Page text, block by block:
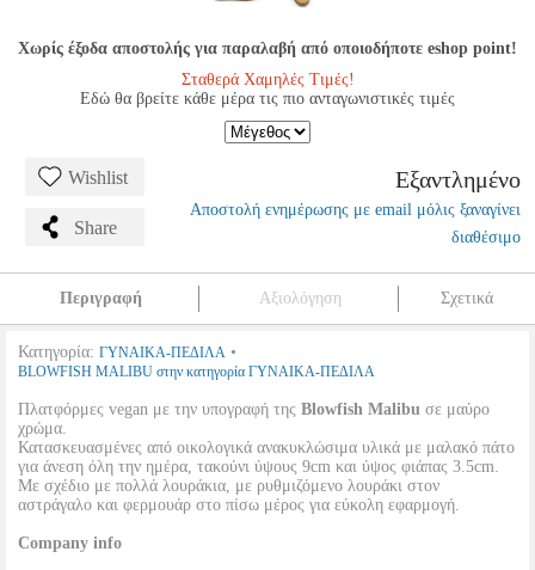
Χωρίς έξοδα αποστολής για παραλαβή από οποιοδήποτε eshop point!
Σταθερά Χαμηλές Τιμές!
Εδώ θα βρείτε κάθε μέρα τις πιο ανταγωνιστικές τιμές
Wishlist
Share
Εξαντλημένο
Αποστολή ενημέρωσης με email μόλις ξαναγίνει
διαθέσιμο
Περιγραφή Αξιολόγηση Σχετικά
Κατηγορία: ΓΥΝΑΙΚΑ-ΠΕΔΙΛΑ •
BLOWFISH MALIBU στην κατηγορία ΓΥΝΑΙΚΑ-ΠΕΔΙΛΑ
Πλατφόρμες vegan με την υπογραφή της Blowfish Malibu σε μαύρο
χρώμα.
Κατασκευασμένες από οικολογικά ανακυκλώσιμα υλικά με μαλακό πάτο
για άνεση όλη την ημέρα, τακούνι ύψους 9cm και ύψος φιάπας 3.5cm.
Με σχέδιο με πολλά λουράκια, με ρυθμιζόμενο λουράκι στον
αστράγαλο και φερμουάρ στο πίσω μέρος για εύκολη εφαρμογή.
Company info